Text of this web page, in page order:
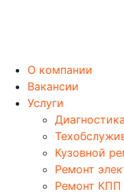
О компании
Вакансии
Услуги
Диагностика
Кузовной
Ремонт
Ремонт КПП